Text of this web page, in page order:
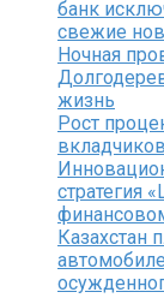
банк
свежие
Ночная
жизнь
Рост
стратегия
Казахстан